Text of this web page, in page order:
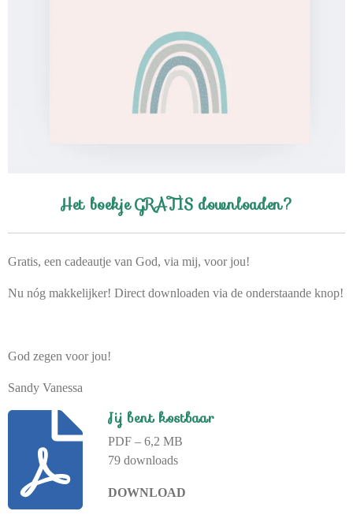
Het boekje GRATIS downloaden?
Gratis, een cadeautje van God, via mij, voor jou!
Nu nóg makkelijker! Direct downloaden via de onderstaande knop!
God zegen voor jou!
Sandy Vanessa
Jij bent kostbaar
PDF – 6,2 MB
79 downloads
DOWNLOAD